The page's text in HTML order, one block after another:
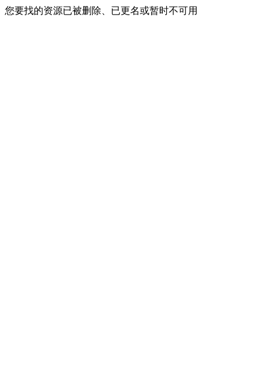
您要找的资源已被删除、已更名或暂时不可用